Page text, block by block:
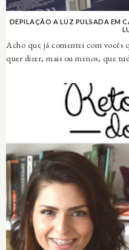
DEPILAÇÃO A LUZ PULSADA EM
Acho que já comentei com vocês
quer dizer, mais ou menos, que